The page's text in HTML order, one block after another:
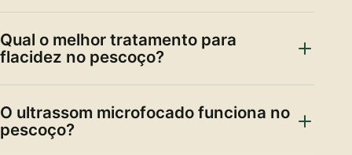
Qual o melhor tratamento para
flacidez no pescoço?
O ultrassom microfocado funciona no
pescoço?